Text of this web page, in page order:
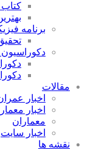
برنامه
مقالات
اخبار
اخبار
معماران
اخبار سایت
نقشه ها